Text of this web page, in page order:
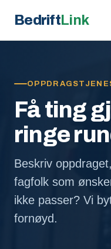
BedriftLink
Få ting
ringe
Beskriv
fagfolk som
ikke passer? Vi
fornøyd.